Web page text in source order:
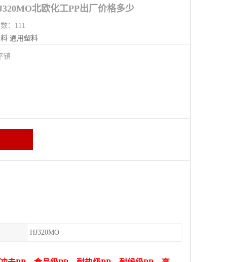
北欧化工PP出厂价格多少
：111
通用塑料
镇
HJ320MO